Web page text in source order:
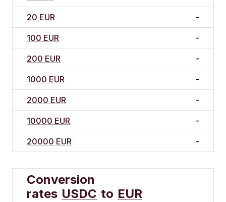
20 EUR -
100 EUR -
200 EUR -
1000 EUR -
2000 EUR -
10000 EUR -
20000 EUR -
Conversion
rates USDC to EUR